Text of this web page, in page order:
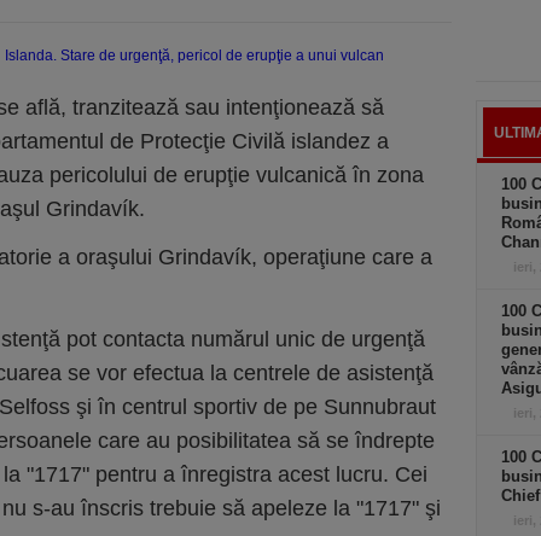
află, tranzitează sau intenţionează să
de Protecţie Civilă islandez a
pericolului de erupţie vulcanică în zona
Grindavík.
a oraşului Grindavík, operaţiune care a
pot contacta numărul unic de urgenţă
se vor efectua la centrele de asistenţă
şi în centrul sportiv de pe Sunnubraut
care au posibilitatea să se îndrepte
"1717" pentru a înregistra acest lucru. Cei
s-au înscris trebuie să apeleze la "1717" şi
100
ieri,
100
ieri,
100
ieri,